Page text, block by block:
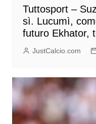
Tuttosport –
sì. Lucumì,
futuro Ekhator,
JustCalcio.com